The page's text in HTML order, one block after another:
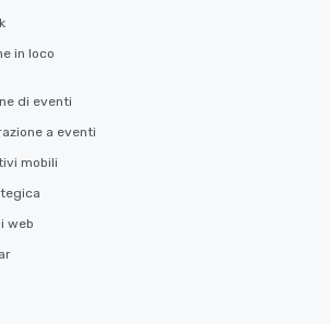
in loco
di eventi
a eventi
mobili
web